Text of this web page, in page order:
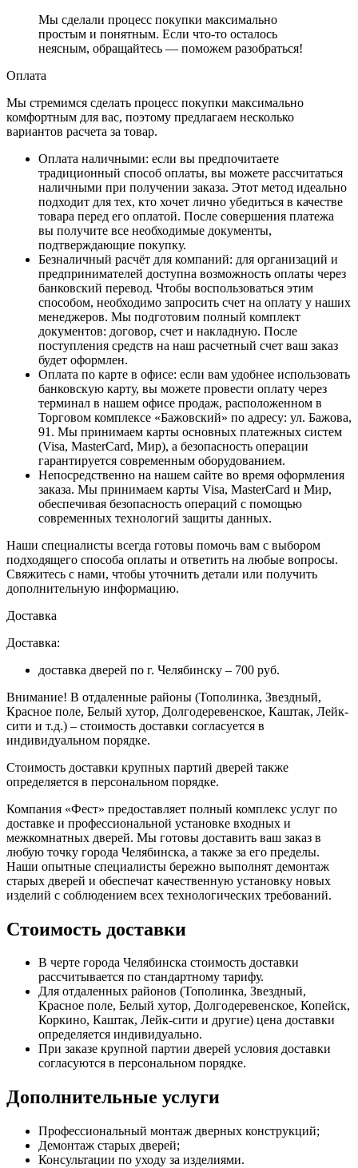
Мы сделали процесс покупки максимально
простым и понятным. Если что-то осталось
неясным, обращайтесь — поможем разобраться!
Оплата
Мы стремимся сделать процесс покупки максимально
комфортным для вас, поэтому предлагаем несколько
вариантов расчета за товар.
Оплата наличными: если вы предпочитаете
традиционный способ оплаты, вы можете рассчитаться
наличными при получении заказа. Этот метод идеально
подходит для тех, кто хочет лично убедиться в качестве
товара перед его оплатой. После совершения платежа
вы получите все необходимые документы,
подтверждающие покупку.
Безналичный расчёт для компаний: для организаций и
предпринимателей доступна возможность оплаты через
банковский перевод. Чтобы воспользоваться этим
способом, необходимо запросить счет на оплату у наших
менеджеров. Мы подготовим полный комплект
документов: договор, счет и накладную. После
поступления средств на наш расчетный счет ваш заказ
будет оформлен.
Оплата по карте в офисе: если вам удобнее использовать
банковскую карту, вы можете провести оплату через
терминал в нашем офисе продаж, расположенном в
Торговом комплексе «Бажовский» по адресу: ул. Бажова,
91. Мы принимаем карты основных платежных систем
(Visa, MasterCard, Мир), а безопасность операции
гарантируется современным оборудованием.
Непосредственно на нашем сайте во время оформления
заказа. Мы принимаем карты Visa, MasterCard и Мир,
обеспечивая безопасность операций с помощью
современных технологий защиты данных.
Наши специалисты всегда готовы помочь вам с выбором
подходящего способа оплаты и ответить на любые вопросы.
Свяжитесь с нами, чтобы уточнить детали или получить
дополнительную информацию.
Доставка
Доставка:
доставка дверей по г. Челябинску – 700 руб.
Внимание! В отдаленные районы (Тополинка, Звездный,
Красное поле, Белый хутор, Долгодеревенское, Каштак, Лейк-
сити и т.д.) – стоимость доставки согласуется в
индивидуальном порядке.
Стоимость доставки крупных партий дверей также
определяется в персональном порядке.
Компания «Фест» предоставляет полный комплекс услуг по
доставке и профессиональной установке входных и
межкомнатных дверей. Мы готовы доставить ваш заказ в
любую точку города Челябинска, а также за его пределы.
Наши опытные специалисты бережно выполнят демонтаж
старых дверей и обеспечат качественную установку новых
изделий с соблюдением всех технологических требований.
Стоимость доставки
В черте города Челябинска стоимость доставки
рассчитывается по стандартному тарифу.
Для отдаленных районов (Тополинка, Звездный,
Красное поле, Белый хутор, Долгодеревенское, Копейск,
Коркино, Каштак, Лейк-сити и другие) цена доставки
определяется индивидуально.
При заказе крупной партии дверей условия доставки
согласуются в персональном порядке.
Дополнительные услуги
Профессиональный монтаж дверных конструкций;
Демонтаж старых дверей;
Консультации по уходу за изделиями.